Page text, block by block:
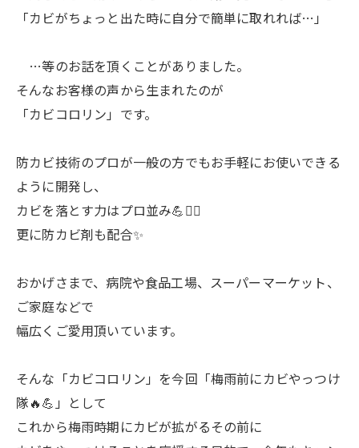
「カビがちょっと出た時に自分で簡単に取れれば…」
…等のお話を頂くことがありました。
そんなお客様の声から生まれたのが
「カビコロリン」です。
防カビ技術のプロが一般の方でもお手軽にお使いできる
ように開発し、
カビを落とす力はプロ並み💪👷‍♂️
更に防カビ剤も配合✨
おかげさまで、病院や食品工場、スーパーマーケット、
ご家庭などで
幅広くご愛用頂いています。
そんな「カビコロリン」を今回「梅雨前にカビやっつけ
隊🔥💪」として
これから梅雨時期にカビが拡がるその前に